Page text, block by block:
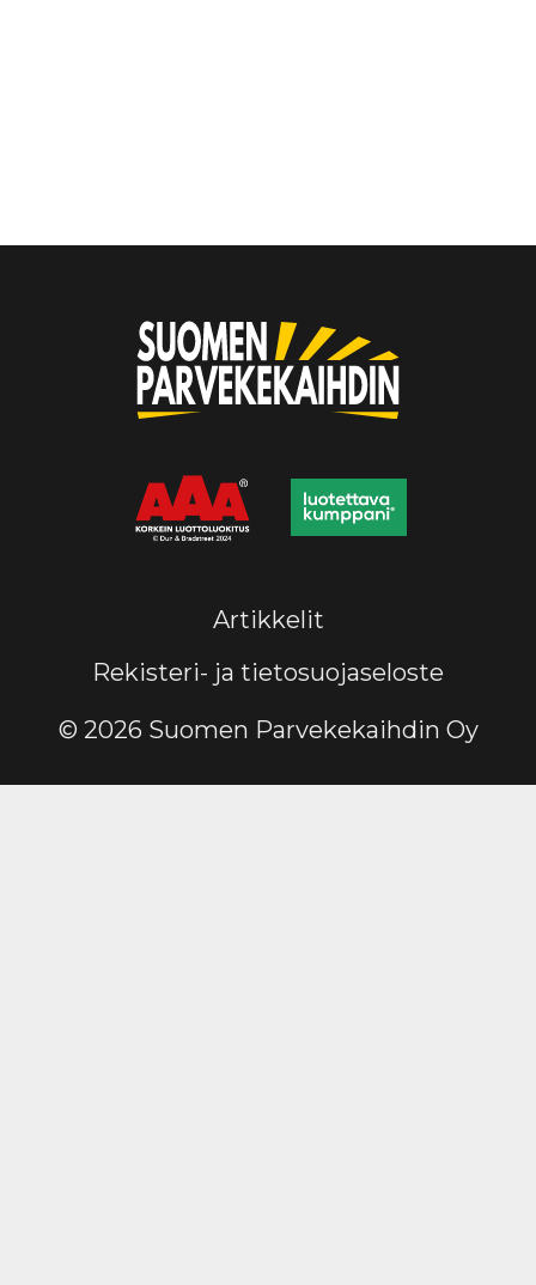
Artikkelit
Rekisteri- ja tietosuojaseloste
© 2026 Suomen Parvekekaihdin Oy